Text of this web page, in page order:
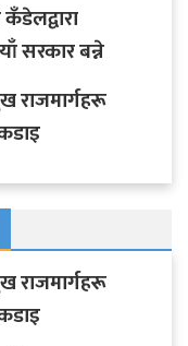
सरकार बन्ने
राजमार्गहरू
राजमार्गहरू